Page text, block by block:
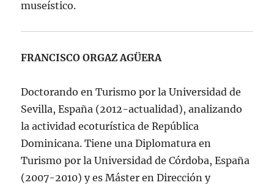
museístico.
FRANCISCO ORGAZ AGÜERA
Doctorando en Turismo por la Universidad de
Sevilla, España (2012-actualidad), analizando
la actividad ecoturística de República
Dominicana. Tiene una Diplomatura en
Turismo por la Universidad de Córdoba, España
(2007-2010) y es Máster en Dirección y